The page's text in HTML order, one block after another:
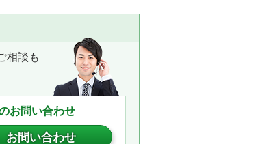
相談も
お問い合わせ
お問い合わせ